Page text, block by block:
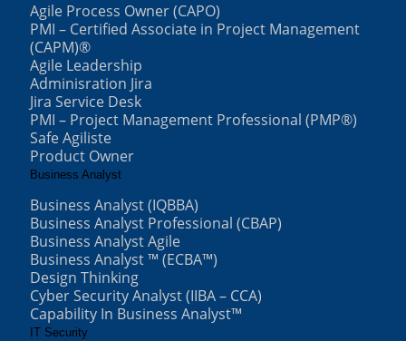
Agile Process Owner (CAPO)
PMI – Certified Associate in Project Management
(CAPM)®
Agile Leadership
Adminisration Jira
Jira Service Desk
PMI – Project Management Professional (PMP®)
Safe Agiliste
Product Owner
Business Analyst
Business Analyst (IQBBA)
Business Analyst Professional (CBAP)
Business Analyst Agile
Business Analyst ™ (ECBA™)
Design Thinking
Cyber Security Analyst (IIBA – CCA)
Capability In Business Analyst™
IT Security